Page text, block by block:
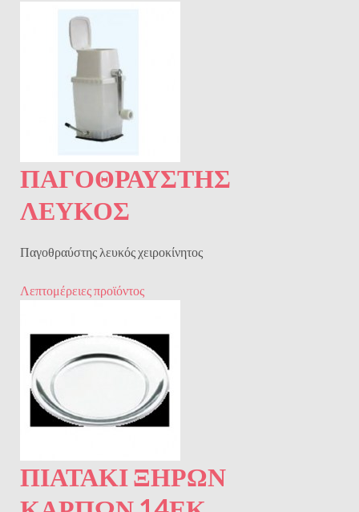
ΠΑΓΟΘΡΑΎΣΤΗΣ
ΛΕΥΚΌΣ
Παγοθραύστης λευκός χειροκίνητος
Λεπτομέρειες προϊόντος
ΠΙΑΤΑΚΙ ΞΗΡΩΝ